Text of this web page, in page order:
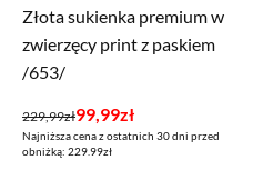
Złota sukienka premium w
zwierzęcy print z paskiem
/653/
229,99zł
Pierwotna
cena
99,99zł
Aktualna
cena
Najniższa cena z ostatnich 30 dni przed
obniżką: 229.99zł